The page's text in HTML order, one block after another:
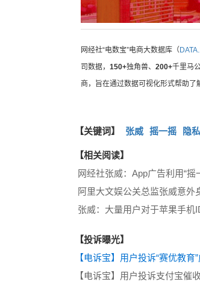
网经社“电数宝”电商大数据库（
司数据， 150+独角兽、 200+千里马
商，旨在通过数据可视化形式帮助了
【关键词】 张威 摇一摇 隐私
【相关阅读】
阿里大文娱公关总监张威意外
张威：大量用户对于苹果手机
【投诉曝光】